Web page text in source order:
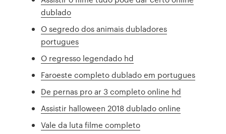
dublado
O segredo dos animais dubladores
portugues
O regresso legendado hd
Faroeste completo dublado em portugues
De pernas pro ar 3 completo online hd
Assistir halloween 2018 dublado online
Vale da luta filme completo